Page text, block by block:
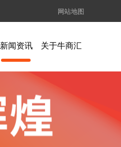
网站地图
新闻资讯 关于牛商汇